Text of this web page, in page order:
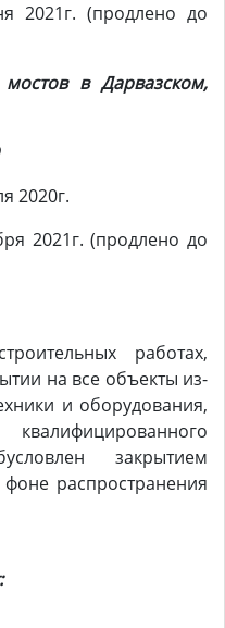
2021г. (продлено до
в Дарвазском,
2020г.
2021г. (продлено до
работах,
на все объекты из-
и оборудования,
закрытием
распространения